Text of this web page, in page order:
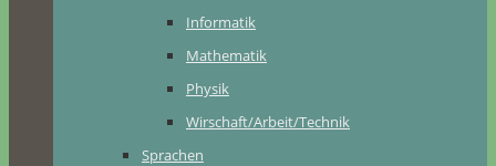
Informatik
Mathematik
Physik
Wirschaft/Arbeit/Technik
Sprachen